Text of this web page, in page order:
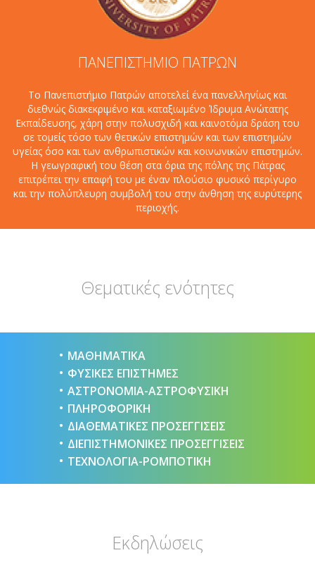
ΠΑΝΕΠΙΣΤΗΜΙΟ ΠΑΤΡΩΝ
Το Πανεπιστήμιο Πατρών αποτελεί ένα πανελληνίως και
διεθνώς διακεκριμένο και καταξιωμένο Ίδρυμα Ανώτατης
Εκπαίδευσης, χάρη στην πολυσχιδή και καινοτόμα δράση του
σε τομείς τόσο των θετικών επιστημών και των επιστημών
υγείας όσο και των ανθρωπιστικών και κοινωνικών επιστημών.
Η γεωγραφική του θέση στα όρια της πόλης της Πάτρας
επιτρέπει την επαφή του με έναν πλούσιο φυσικό περίγυρο
και την πολύπλευρη συμβολή του στην άνθηση της ευρύτερης
περιοχής.
Θεματικές ενότητες
ΜΑΘΗΜΑΤΙΚΑ
ΦΥΣΙΚΕΣ ΕΠΙΣΤΗΜΕΣ
ΑΣΤΡΟΝΟΜΙΑ-ΑΣΤΡΟΦΥΣΙΚΗ
ΠΛΗΡΟΦΟΡΙΚΗ
ΔΙΑΘΕΜΑΤΙΚΕΣ ΠΡΟΣΕΓΓΙΣΕΙΣ
ΔΙΕΠΙΣΤΗΜΟΝΙΚΕΣ ΠΡΟΣΕΓΓΙΣΕΙΣ
ΤΕΧΝΟΛΟΓΙΑ-ΡΟΜΠΟΤΙΚΗ
Εκδηλώσεις